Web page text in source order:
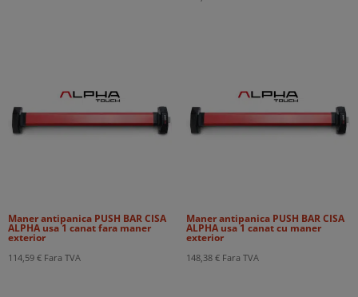
Maner antipanica PUSH BAR CISA
ALPHA usa 1 canat fara maner
exterior
114,59 € Fara TVA
Maner antipanica PUSH BAR CISA
ALPHA usa 1 canat cu maner
exterior
148,38 € Fara TVA